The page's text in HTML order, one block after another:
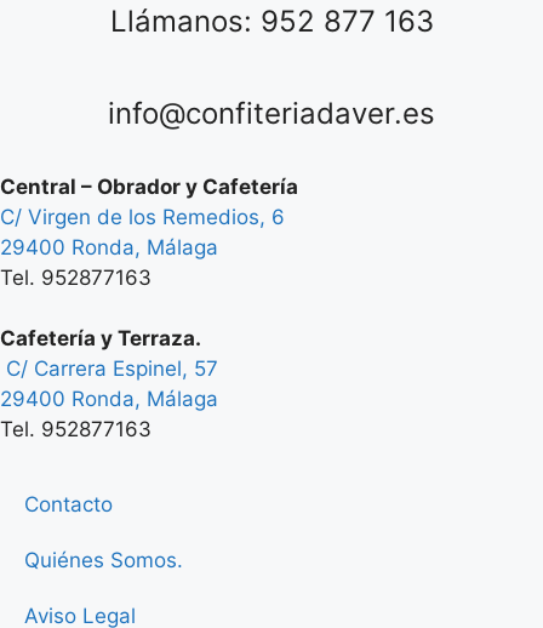
Llámanos: 952 877 163
info@confiteriadaver.es
Central – Obrador y Cafetería
C/ Virgen de los Remedios, 6
29400 Ronda, Málaga
Tel. 952877163
Cafetería y Terraza.
C/ Carrera Espinel, 57
29400 Ronda, Málaga
Tel. 952877163
Contacto
Quiénes Somos.
Aviso Legal